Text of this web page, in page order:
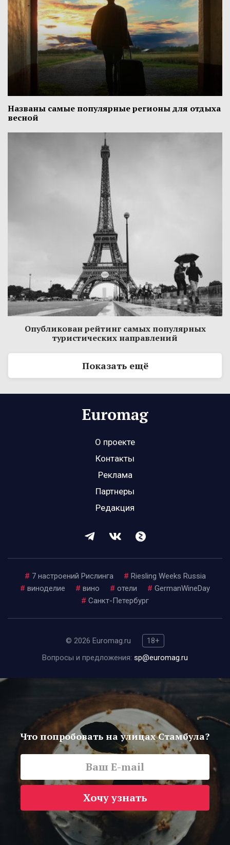
Названы самые популярные регионы для отдыха
весной
Опубликован рейтинг самых популярных
туристических направлений
Показать ещё
О проекте
Контакты
Реклама
Партнеры
Редакция
# 7 настроений Рислинга # Riesling Weeks Russia
# виноделие # вино # отели # GermanWineDay
# Санкт-Петербург
© 2026 Euromag.ru
18+
Вопросы и предложения: sp@euromag.ru
Что попробовать на улицах Стамбула?
Хочу узнать